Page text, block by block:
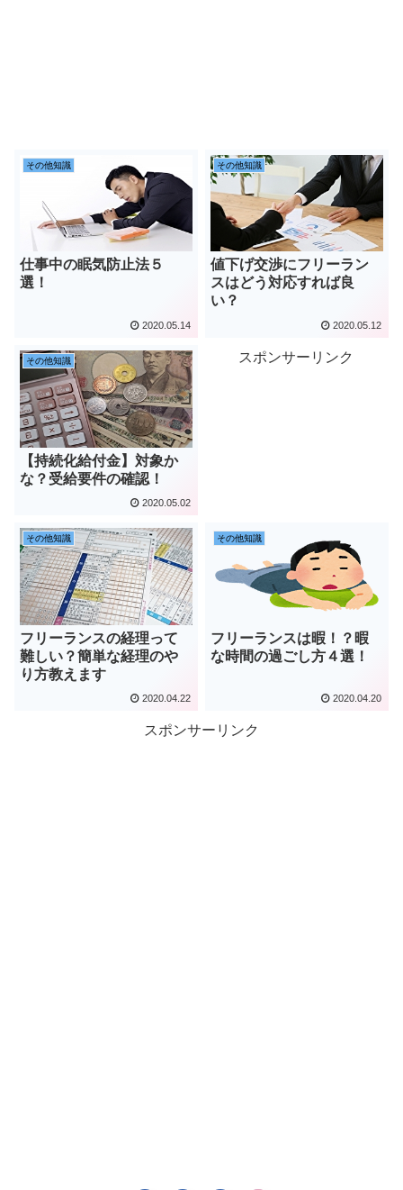
その他知識
仕事中の眠気防止法５
選！
2020.05.14
その他知識
値下げ交渉にフリーラン
スはどう対応すれば良
い？
2020.05.12
その他知識
【持続化給付金】対象か
な？受給要件の確認！
2020.05.02
スポンサーリンク
その他知識
フリーランスの経理って
難しい？簡単な経理のや
り方教えます
2020.04.22
その他知識
フリーランスは暇！？暇
な時間の過ごし方４選！
2020.04.20
スポンサーリンク